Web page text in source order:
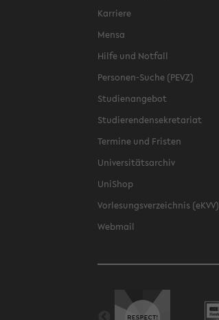
Karriere
Mensa
Hilfe und Notfall
Personen-Suche (PEVZ)
Studienangebot
Studierendensekretariat
Termine und Fristen
Universitätsarchiv
UniShop
Vorlesungsverzeichnis (eKVV)
Webmail